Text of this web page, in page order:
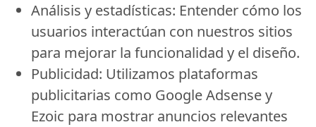
Análisis y estadísticas: Entender cómo los
usuarios interactúan con nuestros sitios
para mejorar la funcionalidad y el diseño.
Publicidad: Utilizamos plataformas
publicitarias como Google Adsense y
Ezoic para mostrar anuncios relevantes